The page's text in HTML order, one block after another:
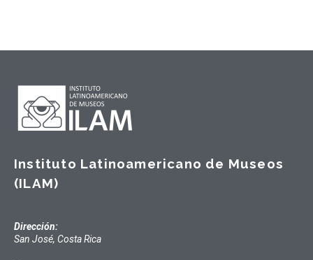
Instituto Latinoamericano de Museos
(ILAM)
Dirección:
San José, Costa Rica